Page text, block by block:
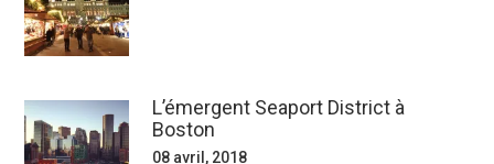
L’émergent Seaport District à
Boston
08 avril, 2018